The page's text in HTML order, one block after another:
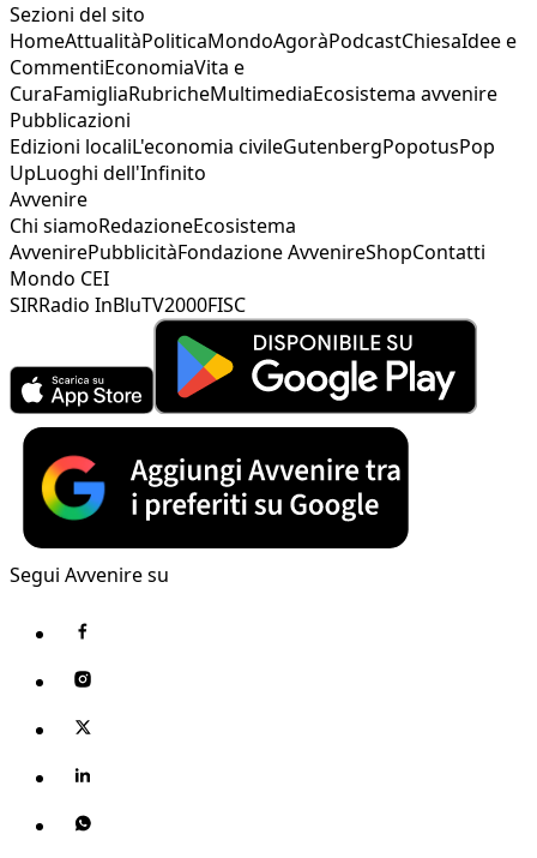
Sezioni del sito
HomeAttualitàPoliticaMondoAgoràPodcastChiesaIdee e
CommentiEconomiaVita e
CuraFamigliaRubricheMultimediaEcosistema avvenire
Pubblicazioni
Edizioni localiL'economia civileGutenbergPopotusPop
UpLuoghi dell'Infinito
Avvenire
Chi siamoRedazioneEcosistema
AvvenirePubblicitàFondazione AvvenireShopContatti
Mondo CEI
SIRRadio InBluTV2000FISC
Segui Avvenire su